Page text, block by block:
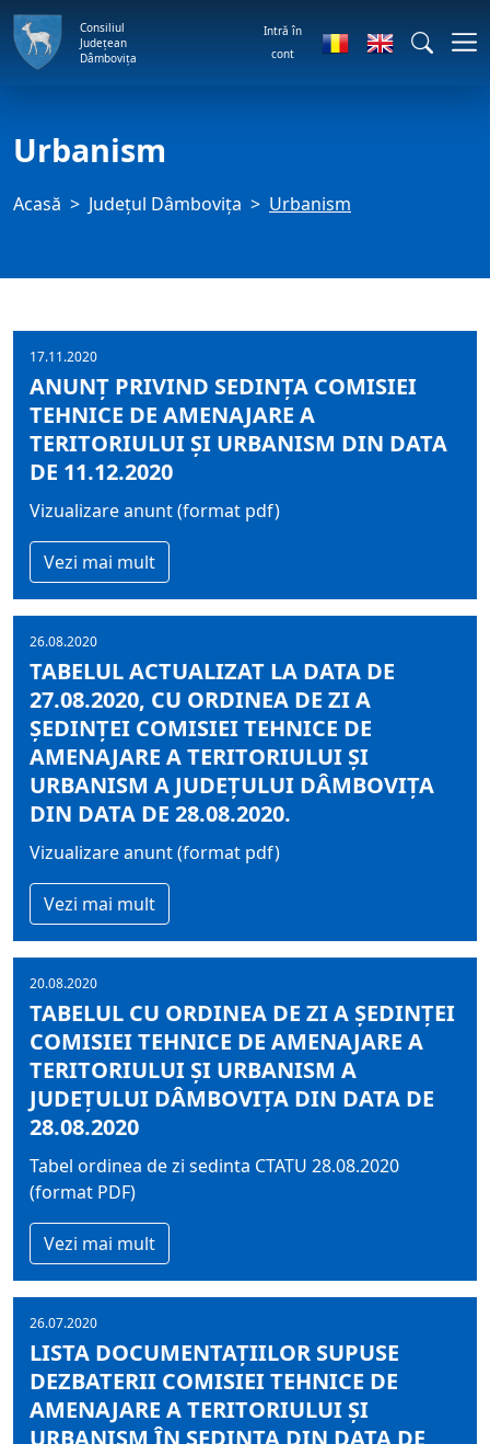
Consiliul
Județean
Dâmbovița
Intră în
cont
Urbanism
Acasă Judeţul Dâmbovița Urbanism
17.11.2020
ANUNȚ PRIVIND SEDINŢA COMISIEI
TEHNICE DE AMENAJARE A
TERITORIULUI ŞI URBANISM DIN DATA
DE 11.12.2020
Vizualizare anunt (format pdf)
Vezi mai mult
26.08.2020
TABELUL ACTUALIZAT LA DATA DE
27.08.2020, CU ORDINEA DE ZI A
ŞEDINŢEI COMISIEI TEHNICE DE
AMENAJARE A TERITORIULUI ŞI
URBANISM A JUDEŢULUI DÂMBOVIŢA
DIN DATA DE 28.08.2020.
Vizualizare anunt (format pdf)
Vezi mai mult
20.08.2020
TABELUL CU ORDINEA DE ZI A ŞEDINŢEI
COMISIEI TEHNICE DE AMENAJARE A
TERITORIULUI ŞI URBANISM A
JUDEŢULUI DÂMBOVIŢA DIN DATA DE
28.08.2020
Tabel ordinea de zi sedinta CTATU 28.08.2020
(format PDF)
Vezi mai mult
26.07.2020
LISTA DOCUMENTAŢIILOR SUPUSE
DEZBATERII COMISIEI TEHNICE DE
AMENAJARE A TERITORIULUI ŞI
URBANISM ÎN ŞEDINŢA DIN DATA DE